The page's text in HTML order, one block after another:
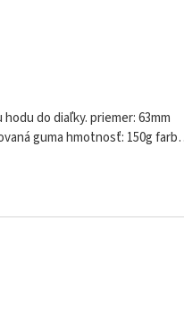
priemer: 63mm
guma hmotnosť: 150g farba:
pre školy...